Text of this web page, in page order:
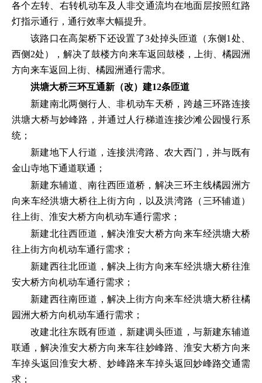
各个左转、右转机动车及人非交通流均在地面层按照红路
灯指示通行，通行效率大幅提升。
该路口在高架桥下还设置了3处掉头匝道（东侧1处、
西侧2处），解决了鼓楼方向来车返回鼓楼，上街、橘园洲
方向来车返回上街、橘园洲通行需求。
洪塘大桥三环互通新（改）建12条匝道
新建南北两侧行人、非机动车天桥，跨越三环路连接
洪塘大桥与妙峰路，并通过人行梯道连接沙滩公园慢行系
统；
新建地下人行道，连接洪湾路、农大西门，并与既有
金山寺地下通道联通；
新建东辅道、南往西匝道桥，解决三环主线橘园洲方
向来车经洪塘大桥往上街方向，以及洪湾路（三环辅道）
往上街、淮安大桥方向机动车通行需求；
新建北往西匝道，解决淮安大桥方向来车经洪塘大桥
往上街方向机动车通行需求；
新建西往北匝道，解决上街方向来车经洪塘大桥往淮
安大桥方向机动车通行需求；
新建西往南匝道，解决上街方向来车经洪塘大桥往橘
园洲大桥方向机动车通行需求；
改建北往东既有匝道，新建调头匝道，与新建东辅道
联通，解决淮安大桥方向来车往妙峰路、淮安大桥方向来
车掉头返回淮安大桥、妙峰路来车掉头返回妙峰路交通需
求；